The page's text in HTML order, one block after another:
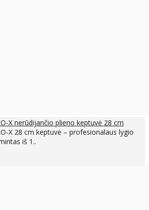
X nerūdijančio plieno keptuvė 28 cm
X 28 cm keptuvė – profesionalaus lygio
iš 1..